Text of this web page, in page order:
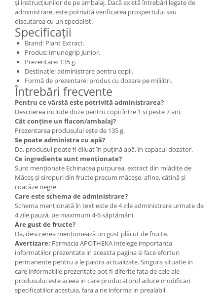
și instrucțiunilor de pe ambalaj. Dacă există întrebări legate de
administrare, este potrivită verificarea prospectului sau
discutarea cu un specialist.
Specificații
Brand: Plant Extract.
Produs: Imunogrip Junior.
Prezentare: 135 g.
Destinație: administrare pentru copii.
Formă de prezentare: produs cu dozare pe mililitri.
Întrebări frecvente
Pentru ce vârstă este potrivită administrarea?
Descrierea include doze pentru copii între 1 și peste 7 ani.
Cât conține un flacon/ambalaj?
Prezentarea produsului este de 135 g.
Se poate administra cu apă?
Da, produsul poate fi diluat în puțină apă, în capacul dozator.
Ce ingrediente sunt menționate?
Sunt menționate Echinacea purpurea, extract din mlădițe de
Măceș și siropuri din fructe precum măceșe, afine, cătină și
coacăze negre.
Care este schema de administrare?
Schema menționată în text este de 4 zile administrare urmate de
4 zile pauză, pe maximum 4-6 săptămâni.
Are gust de fructe?
Da, descrierea menționează un gust plăcut de fructe.
Avertizare: Farmacia APOTHEKA intelege importanta
informatiilor prezentate in aceasta pagina si face eforturi
permanente pentru a le pastra actualizate. Singura situatie in
care informatiile prezentate pot fi diferite fata de cele ale
produsului este aceea in care producatorul aduce modificari
specificatiilor acestuia, fara a ne informa in prealabil.